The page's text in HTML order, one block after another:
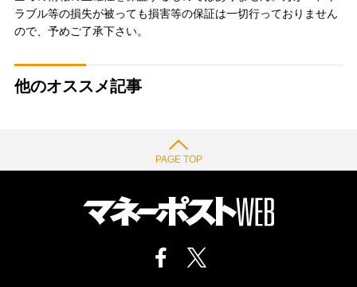
ラブル等の損失が被っても損害等の保証は一切行っておりません
ので、予めご了承下さい。
他のオススメ記事
PAGE TOP